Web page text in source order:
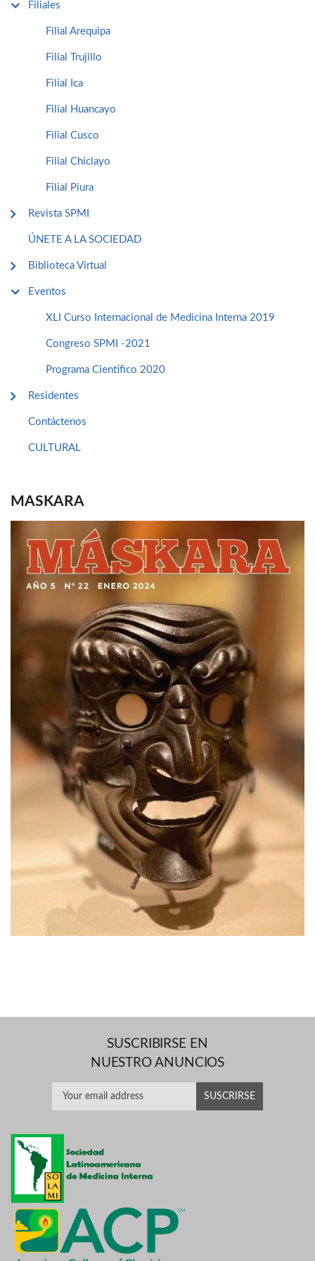
Filiales
Filial Arequipa
Filial Trujillo
Filial Ica
Filial Huancayo
Filial Cusco
Filial Chiclayo
Filial Piura
Revista SPMI
ÚNETE A LA SOCIEDAD
Biblioteca Virtual
Eventos
XLI Curso Internacional de Medicina Interna 2019
Congreso SPMI -2021
Programa Cientifico 2020
Residentes
Contáctenos
CULTURAL
MASKARA
SUSCRIBIRSE EN
NUESTRO ANUNCIOS